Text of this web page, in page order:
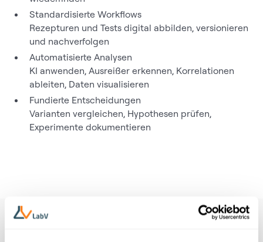
Standardisierte Workflows
Rezepturen und Tests digital abbilden, versionieren
und nachverfolgen
Automatisierte Analysen
KI anwenden, Ausreißer erkennen, Korrelationen
ableiten, Daten visualisieren
Fundierte Entscheidungen
Varianten vergleichen, Hypothesen prüfen,
Experimente dokumentieren